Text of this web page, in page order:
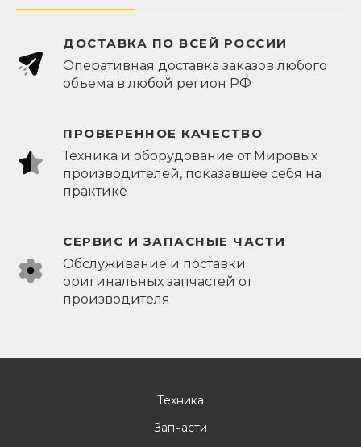
ДОСТАВКА ПО ВСЕЙ РОССИИ
Оперативная доставка заказов любого
объема в любой регион РФ
ПРОВЕРЕННОЕ КАЧЕСТВО
Техника и оборудование от Мировых
производителей, показавшее себя на
практике
СЕРВИС И ЗАПАСНЫЕ ЧАСТИ
Обслуживание и поставки
оригинальных запчастей от
производителя
Техника
Запчасти